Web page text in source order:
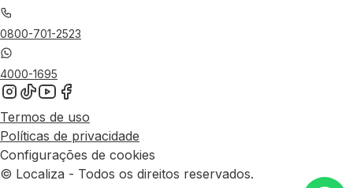
0800-701-2523
4000-1695
Termos de uso
Políticas de privacidade
Configurações de cookies
© Localiza - Todos os direitos reservados.